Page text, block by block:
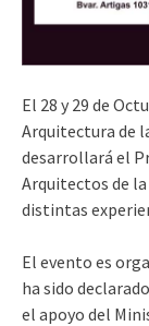
El 28 y 29 de
Arquitectura de
desarrollará el
Arquitectos de
distintas
El evento es
ha sido
el apoyo del